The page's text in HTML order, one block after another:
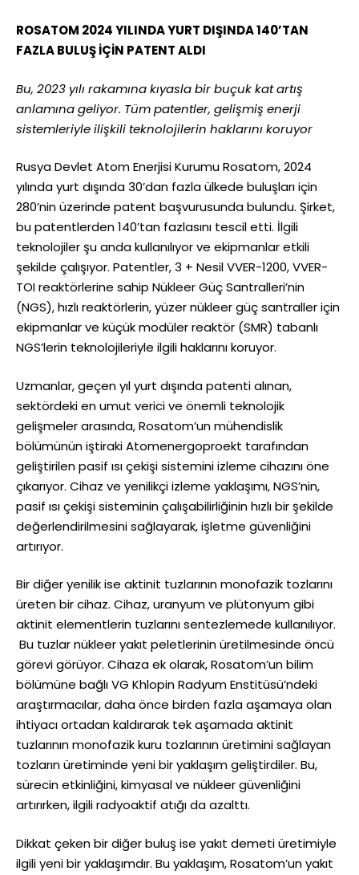
ROSATOM 2024 YILINDA YURT DIŞINDA 140’TAN
FAZLA BULUŞ İÇİN PATENT ALDI
Bu, 2023 yılı rakamına kıyasla bir buçuk kat artış
anlamına geliyor. Tüm patentler, gelişmiş enerji
sistemleriyle ilişkili teknolojilerin haklarını koruyor
Rusya Devlet Atom Enerjisi Kurumu Rosatom, 2024
yılında yurt dışında 30’dan fazla ülkede buluşları için
280’nin üzerinde patent başvurusunda bulundu. Şirket,
bu patentlerden 140’tan fazlasını tescil etti. İlgili
teknolojiler şu anda kullanılıyor ve ekipmanlar etkili
şekilde çalışıyor. Patentler, 3 + Nesil VVER-1200, VVER-
TOI reaktörlerine sahip Nükleer Güç Santralleri’nin
(NGS), hızlı reaktörlerin, yüzer nükleer güç santraller için
ekipmanlar ve küçük modüler reaktör (SMR) tabanlı
NGS’lerin teknolojileriyle ilgili haklarını koruyor.
Uzmanlar, geçen yıl yurt dışında patenti alınan,
sektördeki en umut verici ve önemli teknolojik
gelişmeler arasında, Rosatom’un mühendislik
bölümünün iştiraki Atomenergoproekt tarafından
geliştirilen pasif ısı çekişi sistemini izleme cihazını öne
çıkarıyor. Cihaz ve yenilikçi izleme yaklaşımı, NGS’nin,
pasif ısı çekişi sisteminin çalışabilirliğinin hızlı bir şekilde
değerlendirilmesini sağlayarak, işletme güvenliğini
artırıyor.
Bir diğer yenilik ise aktinit tuzlarının monofazik tozlarını
üreten bir cihaz. Cihaz, uranyum ve plütonyum gibi
aktinit elementlerin tuzlarını sentezlemede kullanılıyor.
Bu tuzlar nükleer yakıt peletlerinin üretilmesinde öncü
görevi görüyor. Cihaza ek olarak, Rosatom’un bilim
bölümüne bağlı VG Khlopin Radyum Enstitüsü’ndeki
araştırmacılar, daha önce birden fazla aşamaya olan
ihtiyacı ortadan kaldırarak tek aşamada aktinit
tuzlarının monofazik kuru tozlarının üretimini sağlayan
tozların üretiminde yeni bir yaklaşım geliştirdiler. Bu,
sürecin etkinliğini, kimyasal ve nükleer güvenliğini
artırırken, ilgili radyoaktif atığı da azalttı.
Dikkat çeken bir diğer buluş ise yakıt demeti üretimiyle
ilgili yeni bir yaklaşımdır. Bu yaklaşım, Rosatom’un yakıt